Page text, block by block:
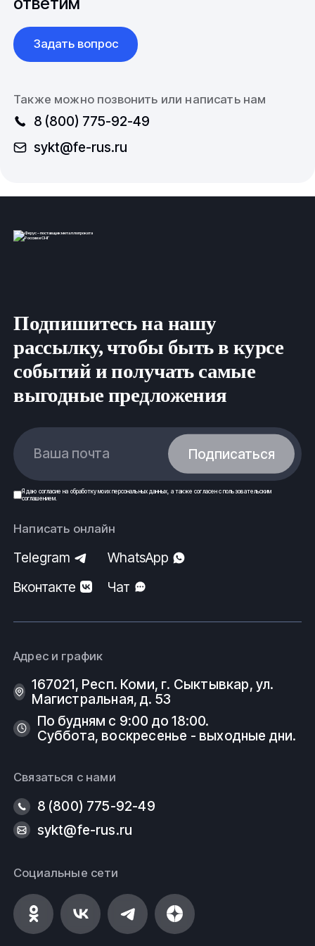
Задать вопрос
Также можно позвонить или написать нам
8 (800) 775-92-49
sykt@fe-rus.ru
Подпишитесь на нашу
рассылку, чтобы быть в курсе
событий и получать самые
выгодные предложения
Ваша почта Подписаться
Я даю согласие на обработку моих персональных данных , а также согласен спользовательским
соглашением.
Написать онлайн
Telegram
WhatsApp
Вконтакте
Чат
Адрес и график
167021, Респ. Коми, г. Сыктывкар, ул.
Магистральная, д. 53
По будням с 9:00 до 18:00.
Суббота, воскресенье - выходные дни.
Связаться с нами
8 (800) 775-92-49
sykt@fe-rus.ru
Социальные сети